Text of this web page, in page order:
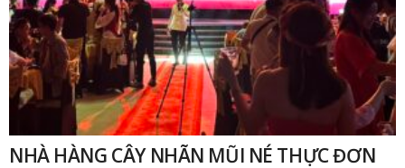
NHÀ HÀNG CÂY NHÃN MŨI NÉ THỰC ĐƠN